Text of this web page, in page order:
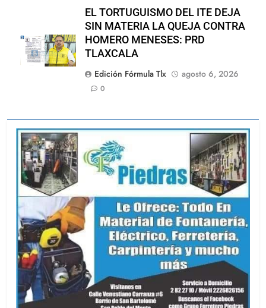
EL TORTUGUISMO DEL ITE DEJA
SIN MATERIA LA QUEJA CONTRA
HOMERO MENESES: PRD
TLAXCALA
Edición Fórmula Tlx
agosto 6, 2026
0